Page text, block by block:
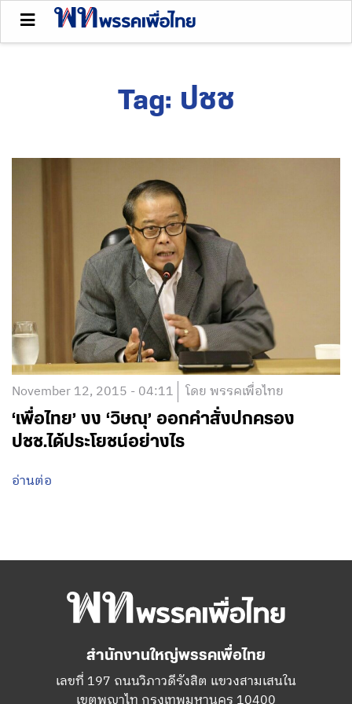
Tag: ปชช
November 12, 2015 - 04:11 โดย พรรคเพื่อไทย
‘เพื่อไทย’ งง ‘วิษณุ’ ออกคำสั่งปกครอง
ปชช.ได้ประโยชน์อย่างไร
อ่านต่อ
สำนักงานใหญ่พรรคเพื่อไทย
เลขที่ 197 ถนนวิภาวดีรังสิต แขวงสามเสนใน